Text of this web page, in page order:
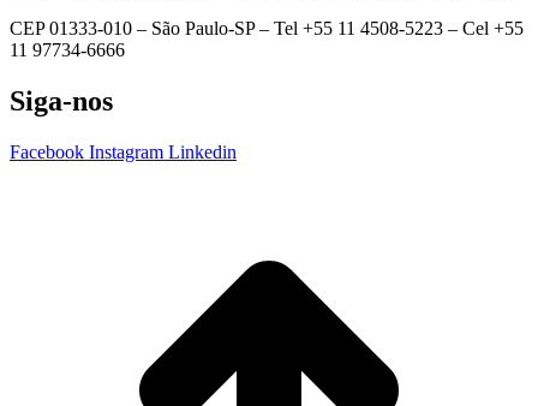
CEP 01333-010 – São Paulo-SP – Tel +55 11 4508-5223 – Cel +55
11 97734-6666
Siga-nos
Facebook Instagram Linkedin